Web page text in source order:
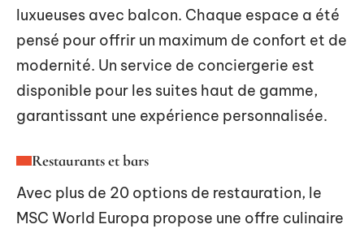
luxueuses avec balcon. Chaque espace a été
pensé pour offrir un maximum de confort et de
modernité. Un service de conciergerie est
disponible pour les suites haut de gamme,
garantissant une expérience personnalisée.
Restaurants et bars
Avec plus de 20 options de restauration, le
MSC World Europa propose une offre culinaire